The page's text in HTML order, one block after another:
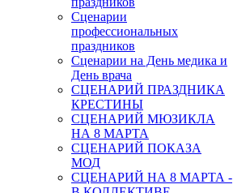
Сценарии
профессиональных
праздников
Сценарии на День медика и
День врача
СЦЕНАРИЙ ПРАЗДНИКА
КРЕСТИНЫ
СЦЕНАРИЙ МЮЗИКЛА
НА 8 МАРТА
СЦЕНАРИЙ ПОКАЗА
МОД
СЦЕНАРИЙ НА 8 МАРТА -